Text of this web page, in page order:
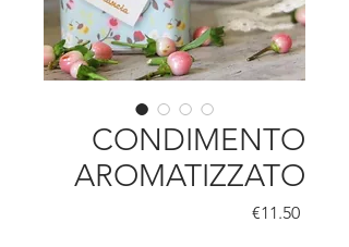
CONDIMENTO
AROMATIZZATO
€11.50Price